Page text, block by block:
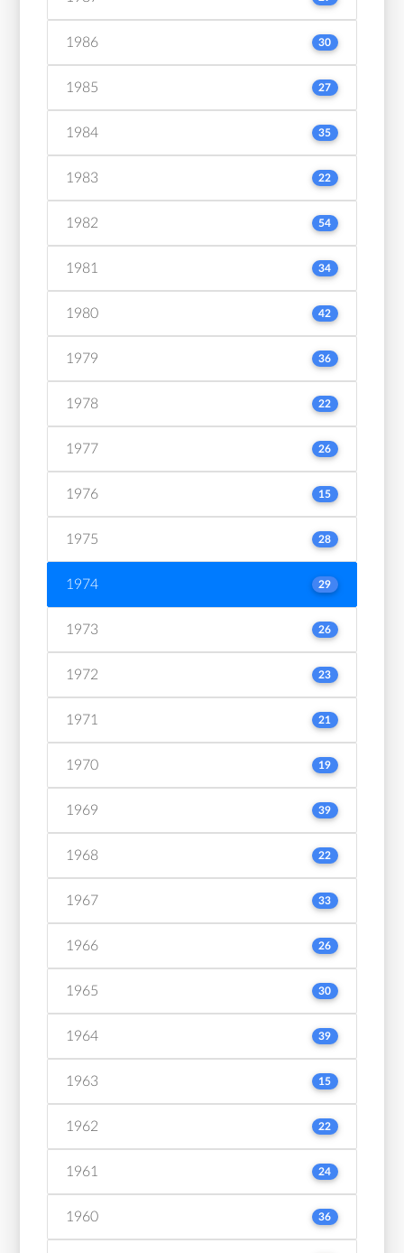
1986 30
1985 27
1984 35
1983 22
1982 54
1981 34
1980 42
1979 36
1978 22
1977 26
1976 15
1975 28
1974 29
1973 26
1972 23
1971 21
1970 19
1969 39
1968 22
1967 33
1966 26
1965 30
1964 39
1963 15
1962 22
1961 24
1960 36